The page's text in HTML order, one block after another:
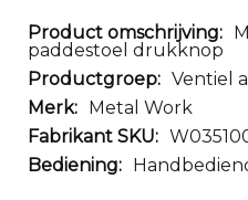
Meer
informatie
paddestoel drukknop
Ventiel
Metal Work